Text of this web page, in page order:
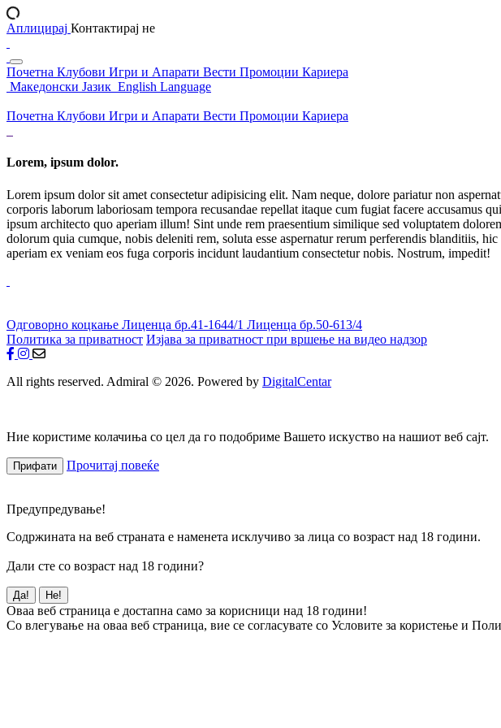
Аплицирај Контактирај не
Почетна Клубови Игри и Апарати Вести Промоции Кариера
Македонски Јазик English Language
Почетна Клубови Игри и Апарати Вести Промоции Кариера
Lorem, ipsum dolor.
Lorem ipsum dolor sit amet consectetur adipisicing elit. Nam neque, dolore pariatur non
corporis laborum laboriosam tempora recusandae repellat itaque cum fugiat facere accusamus
ipsum architecto quo aperiam illum! Sint unde rem praesentium similique sed voluptatem
dolorum quia cumque, nobis deleniti rem, soluta esse aspernatur rerum perferendis blanditiis,
aperiam ex veniam eos fuga corporis incidunt laudantium consectetur nobis. Nostrum, impedit!
Одговорно коцкање Лиценца бр.41-1644/1 Лиценца бр.50-613/4
Политика за приватност Изјава за приватност при вршење на видео надзор
All rights reserved. Admiral © 2026. Powered by DigitalCentar
Ние користиме колачиња со цел да го подобриме Вашето искуство на нашиот веб сајт.
Прифати Прочитај повеќе
Предупредување!
Содржината на веб страната е наменета исклучиво за лица со возраст над 18 години.
Дали сте со возраст над 18 години?
Да! Не!
Оваа веб страница е достапна само за корисници над 18 години!
Со влегување на оваа веб страница, вие се согласувате со Условите за користење и